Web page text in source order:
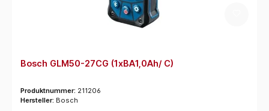
Bosch GLM50-27CG (1xBA1,0Ah/ C)
Produktnummer: 211206
Hersteller: Bosch